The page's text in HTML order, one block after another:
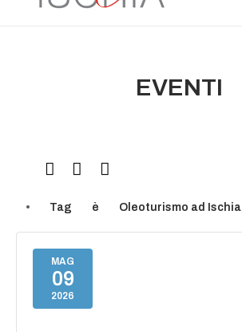
EVENTI
Tag è Oleoturismo ad Ischia
MAG
09
2026